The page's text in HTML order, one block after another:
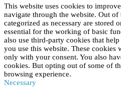
This website uses cookies to
navigate through the website. Out of
categorized as necessary are stored
essential for the working of basic
also use third-party cookies that
you use this website. These
only with your consent. You also
cookies. But opting out of some of
browsing experience.
Necessary